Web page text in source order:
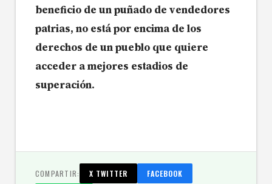
beneficio de un puñado de vendedores
patrias, no está por encima de los
derechos de un pueblo que quiere
acceder a mejores estadios de
superación.
COMPARTIR: X TWITTER
FACEBOOK